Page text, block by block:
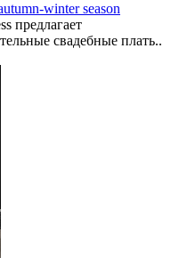
winter season
предлагает
свадебные плать..